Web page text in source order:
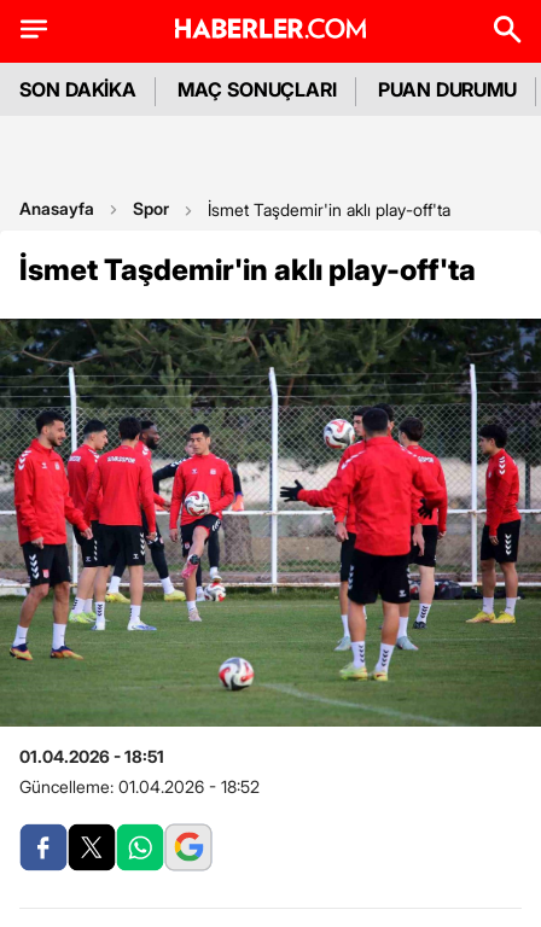
SON DAKİKA MAÇ SONUÇLARI PUAN DURUMU
Anasayfa Spor İsmet Taşdemir'in aklı play-off'ta
İsmet Taşdemir'in aklı play-off'ta
01.04.2026 - 18:51
Güncelleme: 01.04.2026 - 18:52